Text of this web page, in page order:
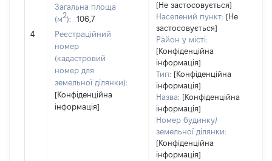
4
Загальна площа
(м2):
106,7
Реєстраційний
номер
(кадастровий
номер для
земельної ділянки):
[Конфіденційна
інформація]
[Не застосовується]
Населений пункт: [Не
застосовується]
Район у місті:
[Конфіденційна
інформація]
Тип: [Конфіденційна
інформація]
Назва: [Конфіденційна
інформація]
Номер будинку/
земельної ділянки:
[Конфіденційна
інформація]